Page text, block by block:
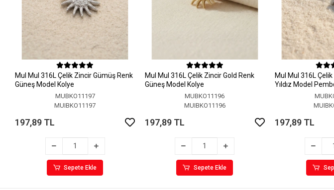
MuI MuI 316L Çelik Zincir Gümüş Renk
Güneş Model Kolye
MUBKO11197
MUIBKO11197
197,89 TL
Sepete Ekle
MuI MuI 316L Çelik Zincir Gold Renk
Güneş Model Kolye
MUBKO11196
MUIBKO11196
197,89 TL
Sepete Ekle
MuI MuI 316L
Yıldız Model
197,89 TL